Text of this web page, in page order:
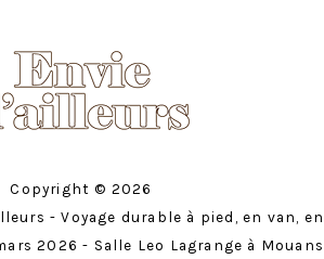
Copyright © 2026
- Voyage durable à pied, en van, en
2026 - Salle Leo Lagrange à Mouans